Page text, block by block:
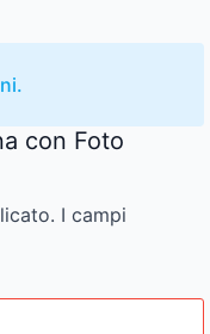
con Foto
I campi